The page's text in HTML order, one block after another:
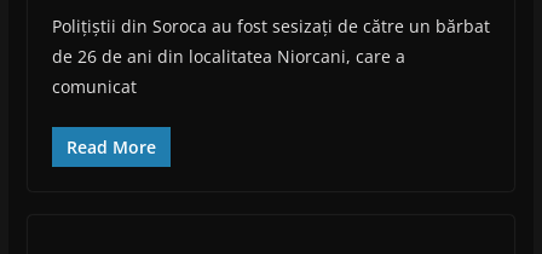
Polițiștii din Soroca au fost sesizați de către un bărbat
de 26 de ani din localitatea Niorcani, care a
comunicat
Read More